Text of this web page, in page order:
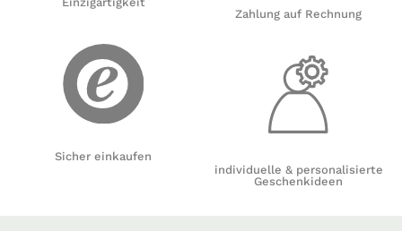
Sicher einkaufen
Zahlung auf Rechnung
individuelle & personalisierte
Geschenkideen